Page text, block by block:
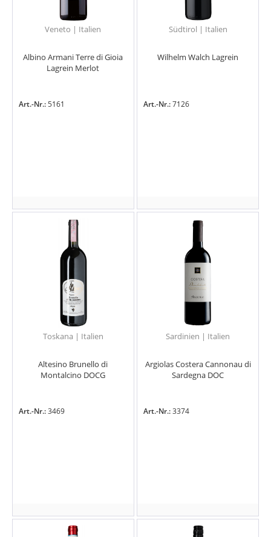
Veneto | Italien
Albino Armani Terre di Gioia
Lagrein Merlot
Art.-Nr.:5161
Südtirol | Italien
Wilhelm Walch Lagrein
Art.-Nr.:7126
Toskana | Italien
Altesino Brunello di
Montalcino DOCG
Art.-Nr.:3469
Sardinien | Italien
Argiolas Costera Cannonau di
Sardegna DOC
Art.-Nr.:3374